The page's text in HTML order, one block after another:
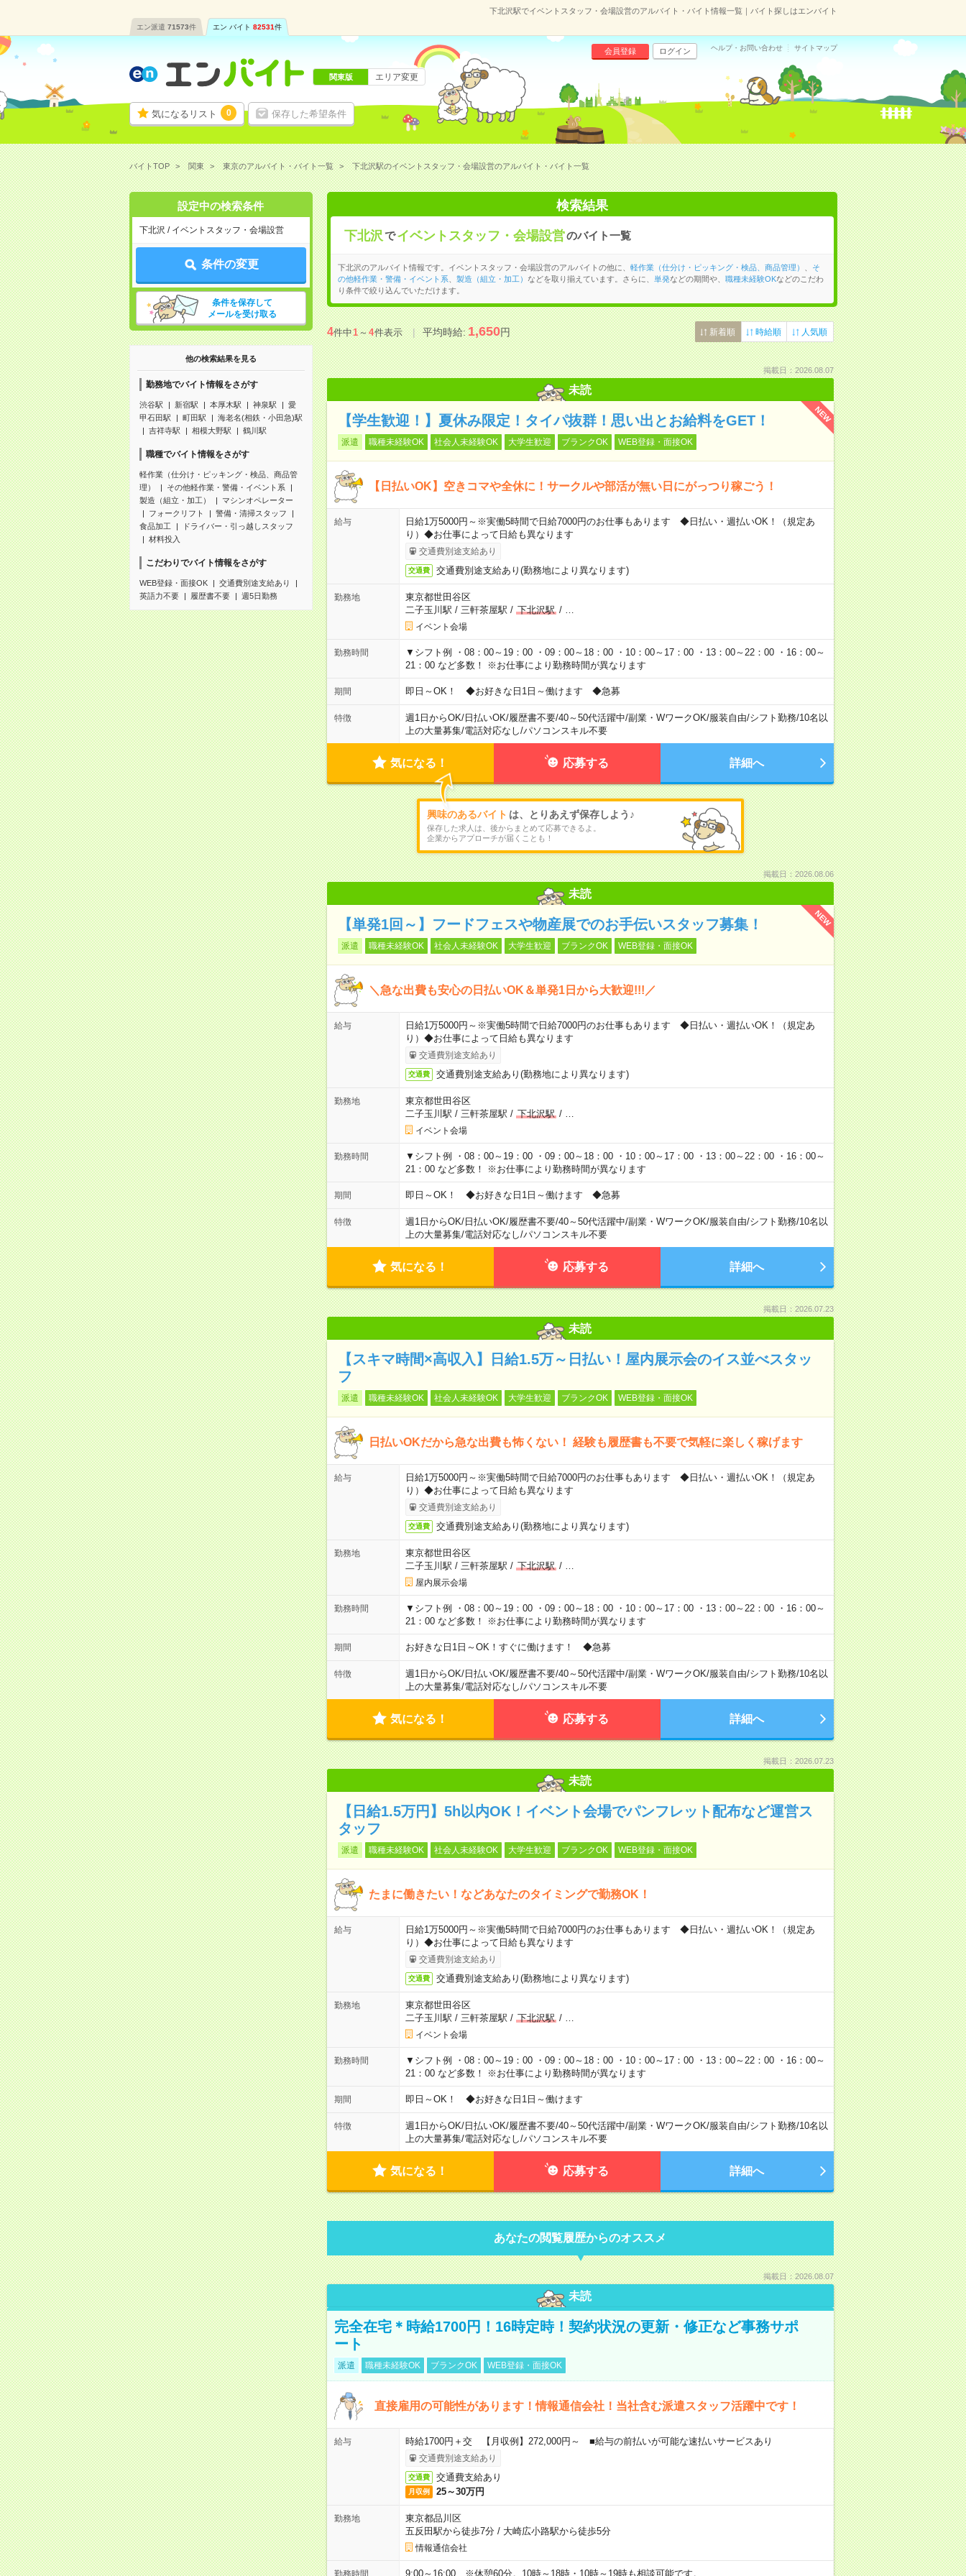
下北沢駅でイベントスタッフ・会場設営のアルバイト・バイト情報一覧｜バイト探しはエンバイト
エン派遣 71573件 エン バイト 82531件
気になるリスト 0 保存した希望条件
会員登録 ログイン ヘルプ・お問い合わせ サイトマップ
関東版 エリア変更
バイトTOP 関東 東京のアルバイト・バイト一覧 下北沢駅のイベントスタッフ・会場設営のアルバイト・バイト一覧
設定中の検索条件
下北沢 / イベントスタッフ・会場設営
条件の変更
条件を保存して
メールを受け取る
他の検索結果を見る
勤務地でバイト情報をさがす
渋谷駅 新宿駅 本厚木駅 神泉駅
愛
甲石田駅
町田駅
海老名(相鉄・小田急)駅
吉祥寺駅
相模大野駅 鶴川駅
職種でバイト情報をさがす
軽作業（仕分け・ピッキング・検品、商品管
理）
その他軽作業・警備・イベント系
製造（組立・加工）
マシンオペレーター
フォークリフト
警備・清掃スタッフ
食品加工
ドライバー・引っ越しスタッフ
材料投入
こだわりでバイト情報をさがす
WEB登録・面接OK
交通費別途支給あり
英語力不要
履歴書不要 週5日勤務
検索結果
下北沢 で イベントスタッフ・会場設営のバイト一覧
下北沢のアルバイト情報です。イベントスタッフ・会場設営のアルバイトの他に、 軽作業（仕分け・ピッキング・検品、商品管理）
そ
の他軽作業・警備・イベント系
製造（組立・加工） などを取り揃えています。さらに、 単発などの期間や、 職種未経験OKなどのこだわ
り条件で絞り込んでいただけます。
4件中1～4件表示 平均時給:1,650円 新着順 時給順 人気順
掲載日：2026.08.07
未読
NEW
【学生歓迎！】夏休み限定！タイパ抜群！思い出とお給料をGET！
派遣 職種未経験OK 社会人未経験OK 大学生歓迎 ブランクOK WEB登録・面接OK
【日払いOK】空きコマや全休に！サークルや部活が無い日にがっつり稼ごう！
給与
日給1万5000円～※実働5時間で日給7000円のお仕事もあります ◆日払い・週払いOK！（規定あ
り）◆お仕事によって日給も異なります
交通費別途支給あり
交通費 交通費別途支給あり(勤務地により異なります)
勤務地
東京都世田谷区
二子玉川駅 / 三軒茶屋駅 / 下北沢駅/
イベント会場
勤務時間
▼シフト例 ・08：00～19：00 ・09：00～18：00 ・10：00～17：00 ・13：00～22：00 ・16：00～
21：00 など多数！ ※お仕事により勤務時間が異なります
期間 即日～OK！ ◆お好きな日1日～働けます ◆急募
特徴 週1日からOK/日払いOK/履歴書不要/40～50代活躍中/副業・WワークOK/服装自由/シフト勤務/10名以
上の大量募集/電話対応なし/パソコンスキル不要
気になる！ 応募する 詳細へ
興味のあるバイト は、とりあえず保存しよう♪
保存した求人は、後からまとめて応募できるよ。
企業からアプローチが届くことも！
掲載日：2026.08.06
未読
NEW
【単発1回～】フードフェスや物産展でのお手伝いスタッフ募集！
派遣 職種未経験OK 社会人未経験OK 大学生歓迎 ブランクOK WEB登録・面接OK
＼急な出費も安心の日払いOK＆単発1日から大歓迎!!!／
給与
日給1万5000円～※実働5時間で日給7000円のお仕事もあります ◆日払い・週払いOK！（規定あ
り）◆お仕事によって日給も異なります
交通費別途支給あり
交通費 交通費別途支給あり(勤務地により異なります)
勤務地
東京都世田谷区
二子玉川駅 / 三軒茶屋駅 / 下北沢駅/
イベント会場
勤務時間
▼シフト例 ・08：00～19：00 ・09：00～18：00 ・10：00～17：00 ・13：00～22：00 ・16：00～
21：00 など多数！ ※お仕事により勤務時間が異なります
期間 即日～OK！ ◆お好きな日1日～働けます ◆急募
特徴 週1日からOK/日払いOK/履歴書不要/40～50代活躍中/副業・WワークOK/服装自由/シフト勤務/10名以
上の大量募集/電話対応なし/パソコンスキル不要
気になる！ 応募する 詳細へ
掲載日：2026.07.23
未読
【スキマ時間×高収入】日給1.5万～日払い！屋内展示会のイス並べスタッ
フ
派遣 職種未経験OK 社会人未経験OK 大学生歓迎 ブランクOK WEB登録・面接OK
日払いOKだから急な出費も怖くない！ 経験も履歴書も不要で気軽に楽しく稼げます
給与
日給1万5000円～※実働5時間で日給7000円のお仕事もあります ◆日払い・週払いOK！（規定あ
り）◆お仕事によって日給も異なります
交通費別途支給あり
交通費 交通費別途支給あり(勤務地により異なります)
勤務地
東京都世田谷区
二子玉川駅 / 三軒茶屋駅 / 下北沢駅/
屋内展示会場
勤務時間
▼シフト例 ・08：00～19：00 ・09：00～18：00 ・10：00～17：00 ・13：00～22：00 ・16：00～
21：00 など多数！ ※お仕事により勤務時間が異なります
期間 お好きな日1日～OK！すぐに働けます！ ◆急募
特徴 週1日からOK/日払いOK/履歴書不要/40～50代活躍中/副業・WワークOK/服装自由/シフト勤務/10名以
上の大量募集/電話対応なし/パソコンスキル不要
気になる！ 応募する 詳細へ
掲載日：2026.07.23
未読
【日給1.5万円】5h以内OK！イベント会場でパンフレット配布など運営ス
タッフ
派遣 職種未経験OK 社会人未経験OK 大学生歓迎 ブランクOK WEB登録・面接OK
たまに働きたい！などあなたのタイミングで勤務OK！
給与
日給1万5000円～※実働5時間で日給7000円のお仕事もあります ◆日払い・週払いOK！（規定あ
り）◆お仕事によって日給も異なります
交通費別途支給あり
交通費 交通費別途支給あり(勤務地により異なります)
勤務地
東京都世田谷区
二子玉川駅 / 三軒茶屋駅 / 下北沢駅/
イベント会場
勤務時間
▼シフト例 ・08：00～19：00 ・09：00～18：00 ・10：00～17：00 ・13：00～22：00 ・16：00～
21：00 など多数！ ※お仕事により勤務時間が異なります
期間 即日～OK！ ◆お好きな日1日～働けます
特徴 週1日からOK/日払いOK/履歴書不要/40～50代活躍中/副業・WワークOK/服装自由/シフト勤務/10名以
上の大量募集/電話対応なし/パソコンスキル不要
気になる！ 応募する 詳細へ
あなたの閲覧履歴からのオススメ
掲載日：2026.08.07
未読
完全在宅＊時給1700円！16時定時！契約状況の更新・修正など事務サポ
ート
派遣 職種未経験OK ブランクOK WEB登録・面接OK
直接雇用の可能性があります！情報通信会社！当社含む派遣スタッフ活躍中です！
給与 時給1700円＋交 【月収例】272,000円～ ■給与の前払いが可能な速払いサービスあり
交通費別途支給あり
交通費 交通費支給あり
月収例 25～30万円
勤務地
東京都品川区
五反田駅から徒歩7分/ 大崎広小路駅から徒歩5分
情報通信会社
勤務時間 9:00～16:00 ※休憩60分。10時～18時・10時～19時も相談可能です。